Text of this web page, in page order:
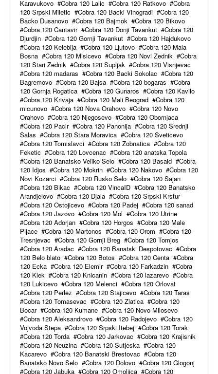
Karavukovo
Cobra 120 Lalic Cobra 120 Ratkovo
Cobra
120 Srpski Miletic
Cobra 120 Backi Vinogradi
Cobra 120
Backo Dusanovo
Cobra 120 Bajmok
Cobra 120 Bikovo
Cobra 120 Cantavir
Cobra 120 Donji Tavankut
Cobra 120
Djurdjin
Cobra 120 Gornji Tavankut
Cobra 120 Hajdukovo
Cobra 120 Kelebija
Cobra 120 Ljutovo
Cobra 120 Mala
Bosna
Cobra 120 Misicevo Cobra 120 Novi Zednik
Cobra
120 Stari Zednik
Cobra 120 Supljak
Cobra 120 Visnjevac
Cobra 120 madaras
Cobra 120 Backi Sokolac
Cobra 120
Bagremovo
Cobra 120 Bajsa Cobra 120 bogaras
Cobra
120 Gornja Rogatica
Cobra 120 Gunaros
Cobra 120 Kavilo
Cobra 120 Krivaja
Cobra 120 Mali Beograd
Cobra 120
micunovo
Cobra 120 Nova Orahovo
Cobra 120 Novo
Orahovo
Cobra 120 Njegosevo
Cobra 120 Obornjaca
Cobra 120 Pacir
Cobra 120 Panonija
Cobra 120 Srednji
Salas
Cobra 120 Stara Moravica
Cobra 120 Sveticevo
Cobra 120 Tomislavci
Cobra 120 Zobnatica
Cobra 120
Feketic
Cobra 120 Lovcenac
Cobra 120 anatska Topola
Cobra 120 Banatsko Veliko Selo
Cobra 120 Basaid
Cobra
120 Idjos
Cobra 120 Mokrin Cobra 120 Nakovo
Cobra 120
Novi Kozarci
Cobra 120 Rusko Selo
Cobra 120 Sajan
Cobra 120 Bikac
Cobra 120 VincaID
Cobra 120 Banatsko
Arandjelovo
Cobra 120 Djala
Cobra 120 Srpski Krstur
Cobra 120 Ostojicevo
Cobra 120 Padej
Cobra 120 sanad
Cobra 120 Jazovo
Cobra 120 Mol
Cobra 120 Utrine
Cobra 120 Adorjan
Cobra 120 Horgos
Cobra 120 Male
Pijace
Cobra 120 Martonos Cobra 120 Orom
Cobra 120
Tresnjevac
Cobra 120 Gornji Breg
Cobra 120 Tomjos
Cobra 120 Aradac
Cobra 120 Banatski Despotovac
Cobra
120 Belo blato
Cobra 120 Botos Cobra 120 Centa
Cobra
120 Ecka
Cobra 120 Elemir Cobra 120 Farkadzin
Cobra
120 Klek
Cobra 120 Knicanin Cobra 120 lazarevo
Cobra
120 Lukicevo
Cobra 120 Melenci
Cobra 120 Orlovat
Cobra 120 Perlez
Cobra 120 Stajicevo
Cobra 120 Taras
Cobra 120 Tomasevac
Cobra 120 Zlatica
Cobra 120
Bocar
Cobra 120 Kumane
Cobra 120 Novo Milosevo
Cobra 120 Aleksandrovo
Cobra 120 Radojevo
Cobra 120
Vojvoda Stepa
Cobra 120 Srpski Itebej
Cobra 120 Torak
Cobra 120 Torda
Cobra 120 Jarkovac
Cobra 120 Krajisnik
Cobra 120 Neuzina
Cobra 120 Sutjeska
Cobra 120
Kacarevo
Cobra 120 Banatski Brestovac
Cobra 120
Banatsko Novo Selo
Cobra 120 Dolovo
Cobra 120 Glogonj
Cobra 120 Jabuka
Cobra 120 Omoljica
Cobra 120